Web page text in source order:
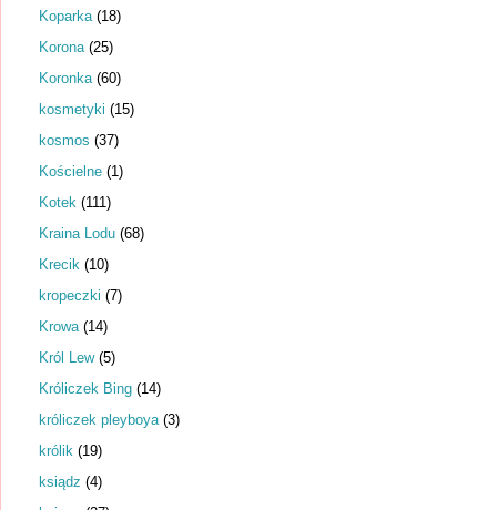
Koparka (18)
Korona (25)
Koronka (60)
kosmetyki (15)
kosmos (37)
Kościelne (1)
Kotek (111)
Kraina Lodu (68)
Krecik (10)
kropeczki (7)
Krowa (14)
Król Lew (5)
Króliczek Bing (14)
króliczek pleyboya (3)
królik (19)
ksiądz (4)